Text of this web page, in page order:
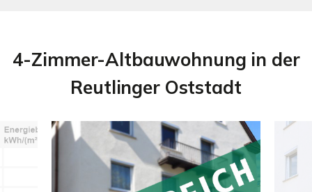
4-Zimmer-Altbauwohnung in der
Reutlinger Oststadt